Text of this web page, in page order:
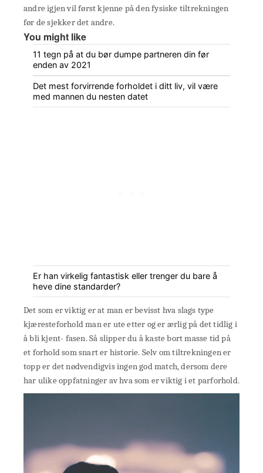
andre igjen vil først kjenne på den fysiske tiltrekningen
før de sjekker det andre.
You might like
11 tegn på at du bør dumpe partneren din før
enden av 2021
Det mest forvirrende forholdet i ditt liv, vil være
med mannen du nesten datet
Er han virkelig fantastisk eller trenger du bare å
heve dine standarder?
Det som er viktig er at man er bevisst hva slags type
kjæresteforhold man er ute etter og er ærlig på det tidlig i
å bli kjent- fasen. Så slipper du å kaste bort masse tid på
et forhold som snart er historie. Selv om tiltrekningen er
topp er det nødvendigvis ingen god match, dersom dere
har ulike oppfatninger av hva som er viktig i et parforhold.